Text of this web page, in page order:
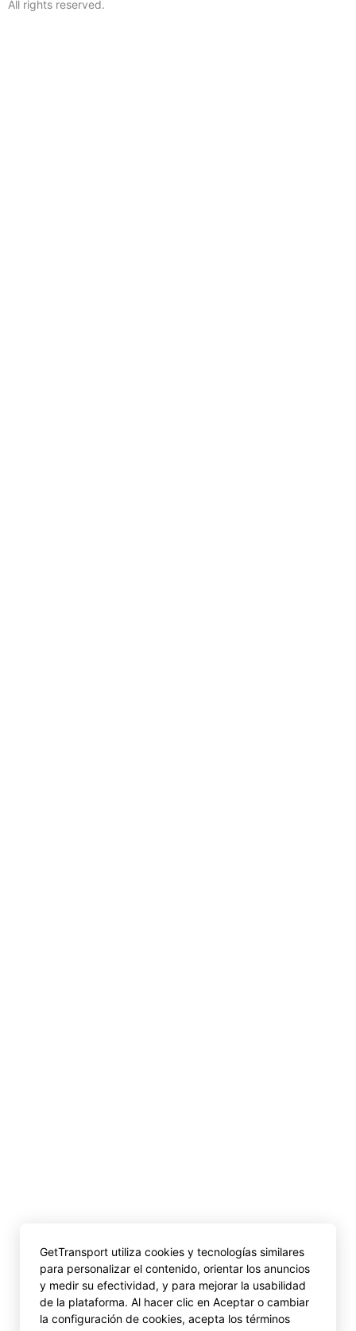
All rights reserved.
GetTransport utiliza cookies y tecnologías similares
para personalizar el contenido, orientar los anuncios
y medir su efectividad, y para mejorar la usabilidad
de la plataforma. Al hacer clic en Aceptar o cambiar
la configuración de cookies, acepta los términos